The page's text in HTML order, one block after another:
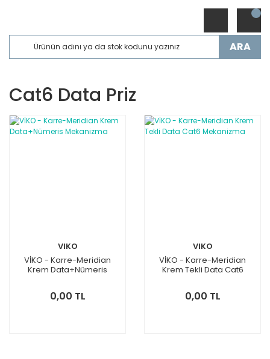
ARA
Cat6 Data Priz
VIKO
VİKO - Karre-Meridian
Krem Data+Nümeris
0,00 TL
VIKO
VİKO - Karre-Meridian
Krem Tekli Data Cat6
0,00 TL